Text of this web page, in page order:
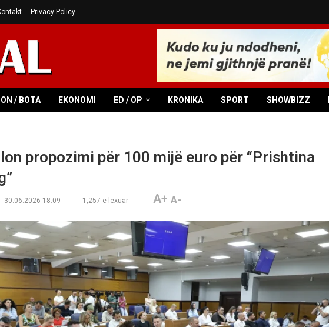
Privacy Policy
/ BOTA EKONOMI ED / OP KRONIKA SPORT SHOWBIZZ
propozimi për 100 mijë euro për “Prishtina
30.06.2026 18:09 1,257 e lexuar A+ A-